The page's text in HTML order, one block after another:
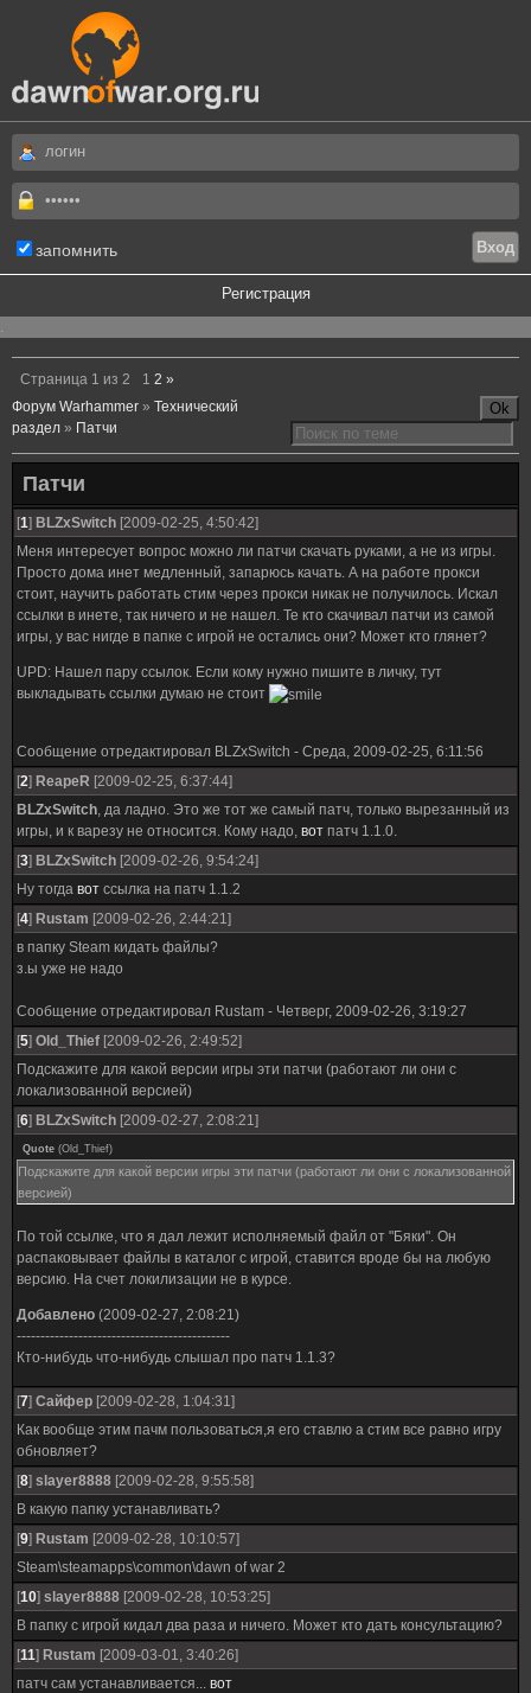
запомнить
Регистрация
.
Страница 1 из 2 1 2 »
Форум Warhammer » Технический
раздел » Патчи
Патчи
[1] BLZxSwitch [2009-02-25, 4:50:42]
Меня интересует вопрос можно ли патчи скачать руками, а не из игры.
Просто дома инет медленный, запарюсь качать. А на работе прокси
стоит, научить работать стим через прокси никак не получилось. Искал
ссылки в инете, так ничего и не нашел. Те кто скачивал патчи из самой
игры, у вас нигде в папке с игрой не остались они? Может кто глянет?
UPD: Нашел пару ссылок. Если кому нужно пишите в личку, тут
выкладывать ссылки думаю не стоит
Сообщение отредактировал BLZxSwitch - Среда, 2009-02-25, 6:11:56
[2] ReapeR [2009-02-25, 6:37:44]
BLZxSwitch, да ладно. Это же тот же самый патч, только вырезанный из
игры, и к варезу не относится. Кому надо, вот патч 1.1.0.
[3] BLZxSwitch [2009-02-26, 9:54:24]
Ну тогда вот ссылка на патч 1.1.2
[4] Rustam [2009-02-26, 2:44:21]
в папку Steam кидать файлы?
з.ы уже не надо
Сообщение отредактировал Rustam - Четверг, 2009-02-26, 3:19:27
[5] Old_Thief [2009-02-26, 2:49:52]
Подскажите для какой версии игры эти патчи (работают ли они с
локализованной версией)
[6] BLZxSwitch [2009-02-27, 2:08:21]
Quote (Old_Thief)
Подскажите для какой версии игры эти патчи (работают ли они с локализованной
версией)
По той ссылке, что я дал лежит исполняемый файл от "Бяки". Он
распаковывает файлы в каталог с игрой, ставится вроде бы на любую
версию. На счет локилизации не в курсе.
Добавлено (2009-02-27, 2:08:21)
---------------------------------------------
Кто-нибудь что-нибудь слышал про патч 1.1.3?
[7] Сайфер [2009-02-28, 1:04:31]
Как вообще этим пачм пользоваться,я его ставлю а стим все равно игру
обновляет?
[8] slayer8888 [2009-02-28, 9:55:58]
В какую папку устанавливать?
[9] Rustam [2009-02-28, 10:10:57]
Steam\steamapps\common\dawn of war 2
[10] slayer8888 [2009-02-28, 10:53:25]
В папку с игрой кидал два раза и ничего. Может кто дать консультацию?
[11] Rustam [2009-03-01, 3:40:26]
патч сам устанавливается... вот